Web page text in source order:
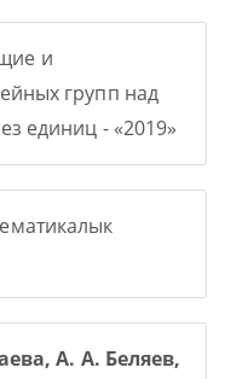
и
групп над
единиц - «2019»
А. А. Беляев,